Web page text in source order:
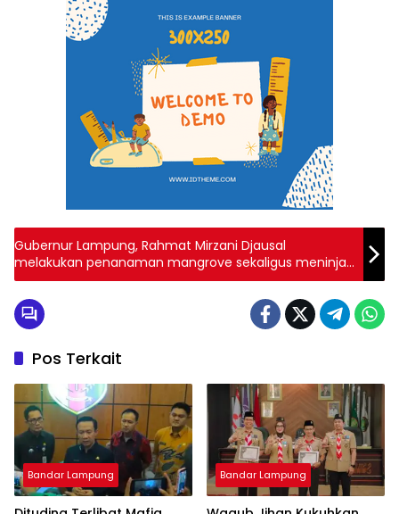
Gubernur Lampung, Rahmat Mirzani Djausal
melakukan penanaman mangrove sekaligus meninjau
penerapan inovasi teknik Appostrap, yakni alat
pemecah ombak dan penangkap sedimen, di Desa
Gebang, Kecamatan Teluk Pandan, Kabupaten
Pesawaran, Kamis (8/5/2025).
Pos Terkait
Bandar Lampung Bandar Lampung